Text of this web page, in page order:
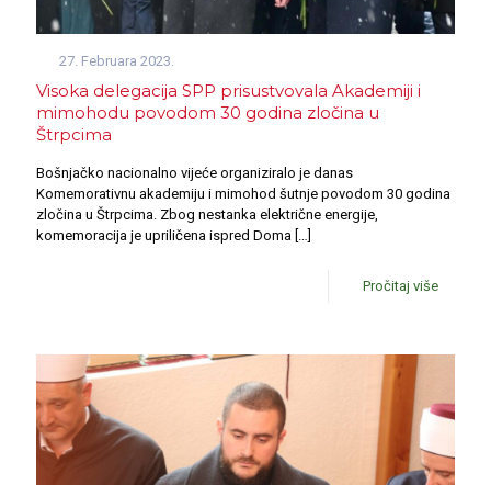
27. Februara 2023.
Visoka delegacija SPP prisustvovala Akademiji i
mimohodu povodom 30 godina zločina u
Štrpcima
Bošnjačko nacionalno vijeće organiziralo je danas
Komemorativnu akademiju i mimohod šutnje povodom 30 godina
zločina u Štrpcima. Zbog nestanka električne energije,
komemoracija je upriličena ispred Doma
Pročitaj više